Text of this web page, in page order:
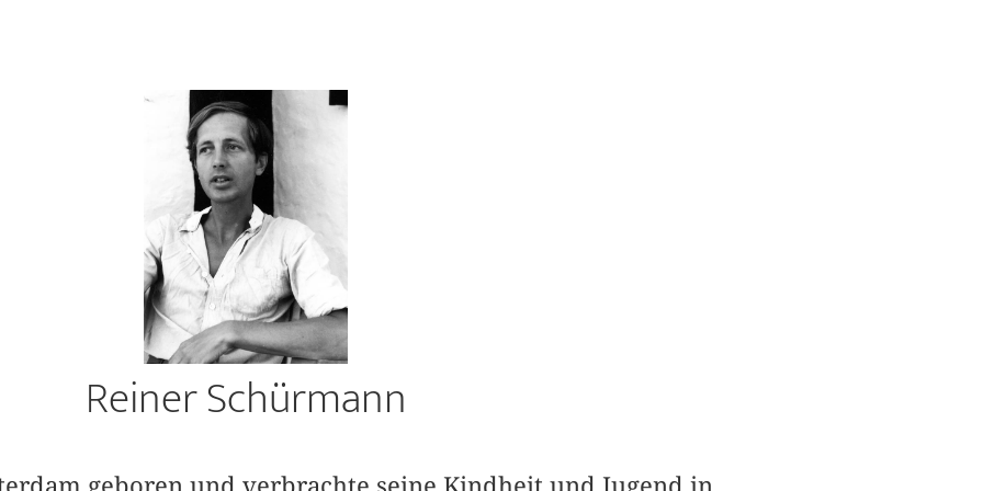
Reiner Schürmann